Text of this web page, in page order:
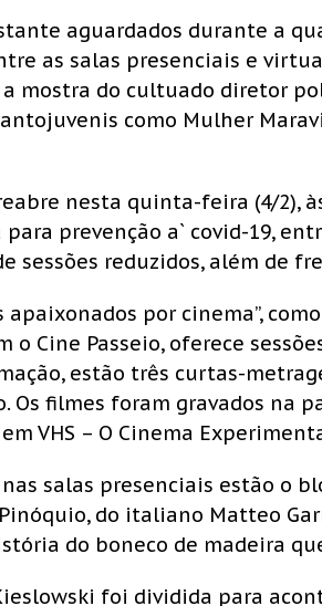
aguardados durante a
as salas presenciais e
a mostra do cultuado diretor
como Mulher
nesta quinta-feira (4/2),
para prevenção a` covid-19,
sessões reduzidos, além de
apaixonados por cinema”,
o Cine Passeio, oferece
estão três curtas-
Os filmes foram gravados na
VHS – O Cinema
salas presenciais estão o
do italiano Matteo
do boneco de madeira
foi dividida para